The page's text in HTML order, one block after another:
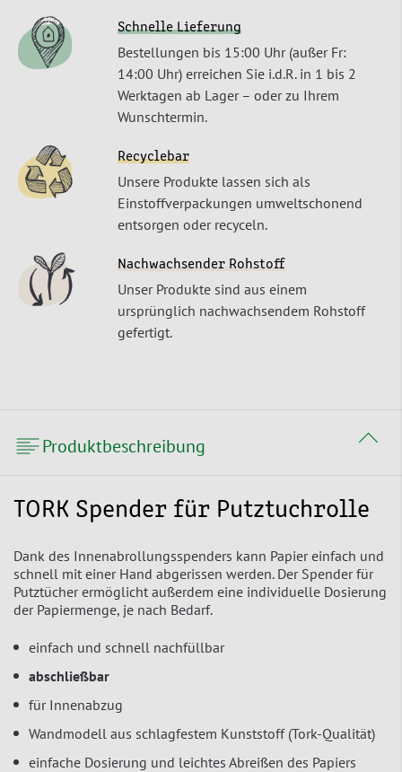
Schnelle Lieferung
Bestellungen bis 15:00 Uhr (außer Fr:
14:00 Uhr) erreichen Sie i.d.R. in 1 bis 2
Werktagen ab Lager – oder zu Ihrem
Wunschtermin.
Recyclebar
Unsere Produkte lassen sich als
Einstoffverpackungen umweltschonend
entsorgen oder recyceln.
Nachwachsender Rohstoff
Unser Produkte sind aus einem
ursprünglich nachwachsendem Rohstoff
gefertigt.
Produktbeschreibung
TORK Spender für Putztuchrolle
Dank des Innenabrollungsspenders kann Papier einfach und
schnell mit einer Hand abgerissen werden. Der Spender für
Putztücher ermöglicht außerdem eine individuelle Dosierung
der Papiermenge, je nach Bedarf.
einfach und schnell nachfüllbar
abschließbar
für Innenabzug
Wandmodell aus schlagfestem Kunststoff (Tork-Qualität)
einfache Dosierung und leichtes Abreißen des Papiers